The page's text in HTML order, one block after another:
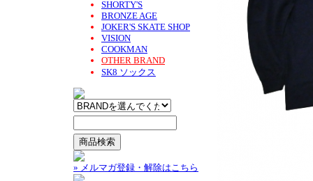
SHORTY'S
BRONZE AGE
JOKER'S SKATE SHOP
VISION
COOKMAN
OTHER BRAND
SK8 ソックス
» メルマガ登録・解除はこちら